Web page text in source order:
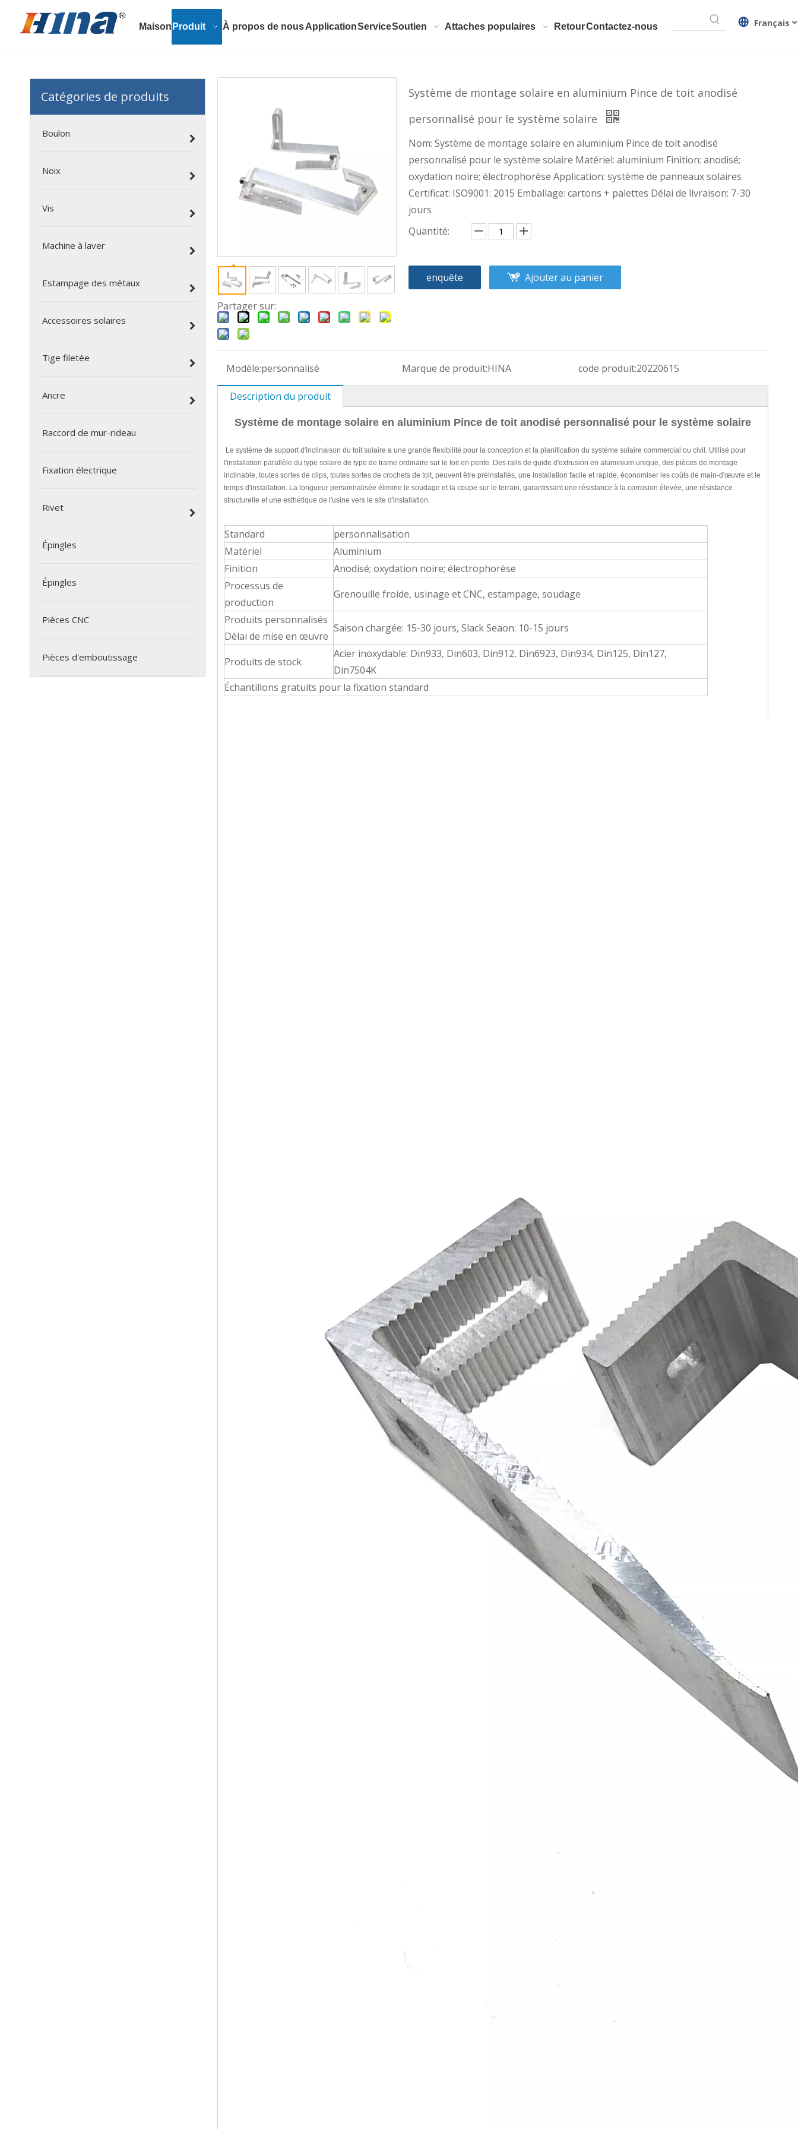
Maison Produit À propos de nousApplicationServiceSoutien Attaches populaires RetourContactez-nous Français
Catégories de produits
Boulon
Noix
Vis
Machine à laver
Estampage des métaux
Accessoires solaires
Tige filetée
Ancre
Raccord de mur-rideau
Fixation électrique
Rivet
Épingles
Épingles
Pièces CNC
Pièces d'emboutissage
Partager sur:
Système de montage solaire en aluminium Pince de toit anodisé
personnalisé pour le système solaire
Nom: Système de montage solaire en aluminium Pince de toit anodisé
personnalisé pour le système solaire Matériel: aluminium Finition: anodisé;
oxydation noire; électrophorèse Application: système de panneaux solaires
Certificat: ISO9001: 2015 Emballage: cartons + palettes Délai de livraison: 7-30
jours
Quantité:
enquête Ajouter au panier
Modèle:personnalisé Marque de produit:HINA code produit:20220615
Description du produit
Système de montage solaire en aluminium Pince de toit anodisé personnalisé pour le système solaire
Le système de support d'inclinaison du toit solaire a une grande flexibilité pour la conception et la planification du système solaire commercial ou civil. Utilisé pour
l'installation parallèle du type solaire de type de trame ordinaire sur le toit en pente. Des rails de guide d'extrusion en aluminium unique, des pièces de montage
inclinable, toutes sortes de clips, toutes sortes de crochets de toit, peuvent être préinstallés, une installation facile et rapide, économiser les coûts de main-d'œuvre et le
temps d'installation. La longueur personnalisée élimine le soudage et la coupe sur le terrain, garantissant une résistance à la corrosion élevée, une résistance
structurelle et une esthétique de l'usine vers le site d'installation.
Standard
personnalisation
Matériel
Aluminium
Finition
Anodisé; oxydation noire; électrophorèse
Processus de
production
Grenouille froide, usinage et CNC, estampage, soudage
Produits personnalisés
Délai de mise en œuvre
Saison chargée: 15-30 jours, Slack Seaon: 10-15 jours
Produits de stock
Acier inoxydable: Din933, Din603, Din912, Din6923, Din934, Din125, Din127,
Din7504K
Échantillons gratuits pour la fixation standard